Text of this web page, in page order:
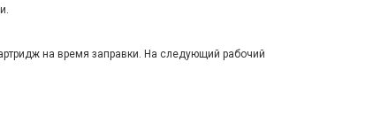
на время заправки. На следующий рабочий